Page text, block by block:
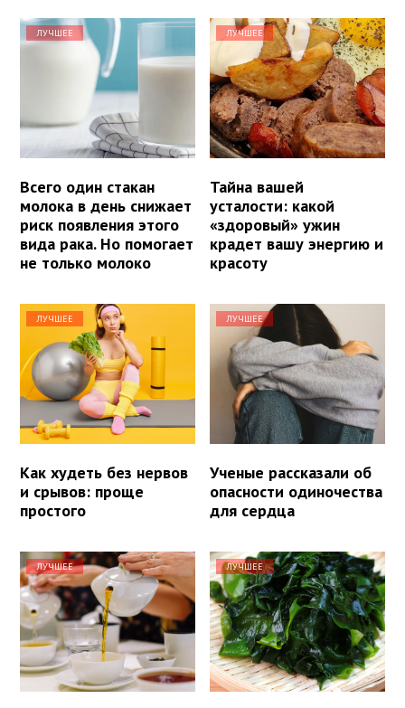
ЛУЧШЕЕ
Всего один стакан
молока в день снижает
риск появления этого
вида рака. Но помогает
не только молоко
ЛУЧШЕЕ
Тайна вашей
усталости: какой
«здоровый» ужин
крадет вашу энергию и
красоту
ЛУЧШЕЕ
Как худеть без нервов
и срывов: проще
простого
ЛУЧШЕЕ
Ученые рассказали об
опасности одиночества
для сердца
ЛУЧШЕЕ ЛУЧШЕЕ